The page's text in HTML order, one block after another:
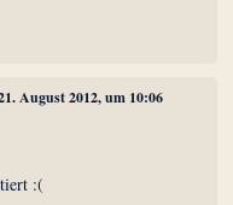
August 2012, um 10:06
:(